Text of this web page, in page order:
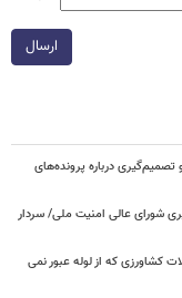
ارسال
درباره پرونده‌های
شورای عالی امنیت ملی/ سردار
کشاورزی که از لوله عبور نمی